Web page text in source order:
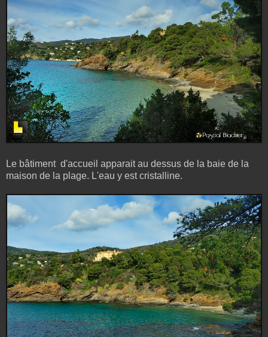
Le bâtiment d'accueil apparait au dessus de la baie de la
maison de la plage. L'eau y est cristalline.